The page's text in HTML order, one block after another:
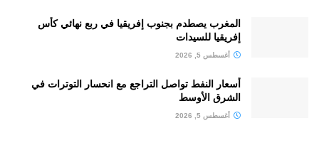
المغرب يصطدم بجنوب إفريقيا في ربع نهائي كأس
إفريقيا للسيدات
أغسطس 5, 2026
أسعار النفط تواصل التراجع مع انحسار التوترات في
الشرق الأوسط
أغسطس 5, 2026